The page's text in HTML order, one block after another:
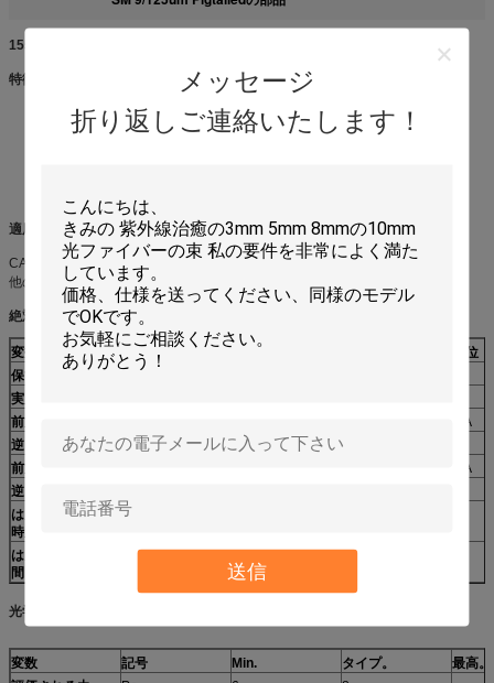
メッセージ
折り返しご連絡いたします！
送信
1550nm DFB Pigtailedの部品1550-5-S
特徴
作り付けの光学アイソレーター
低いキャパシタンスおよび低い暗電流
適用
CATVの逆伝達
他のアナログまたはデジタル光学伝達
絶対最高評価
変数 記号
単位
保管温度
Tstg
実用温度
前方現在（LD）
mA
逆電圧（LD）
Vr （PD） 2
前方現在（PD）
mA
逆電圧（PD）
はんだ付けする臨
時雇用者
-
はんだ付けする時
間
- 10
光学及び電気特徴
変数 記号 Min. タイプ。
最高。